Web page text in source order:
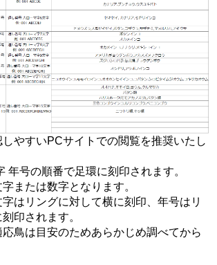
やすいPCサイトでの閲覧を推奨いたし
年号の順番で足環に刻印されます。
または数字となります。
はリングに対して横に刻印、年号はリ
印されます。
鳥は目安のためあらかじめ調べてから